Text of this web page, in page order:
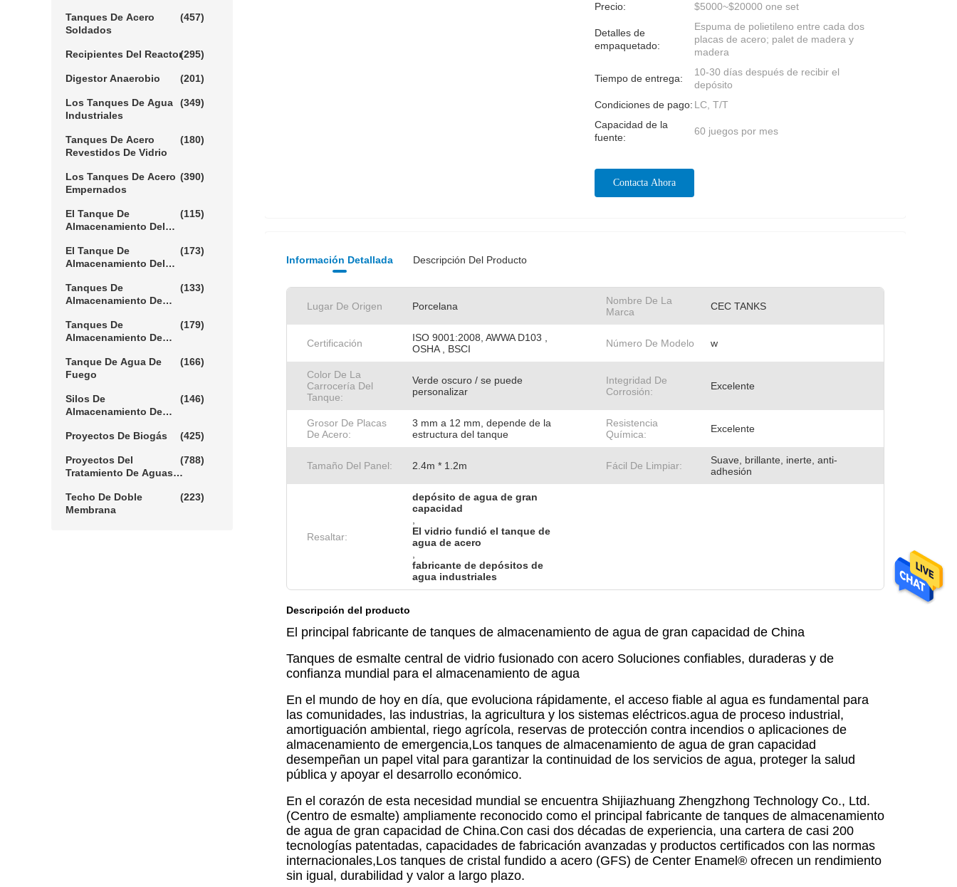
Tanques De Acero
Soldados
(457)
Recipientes Del Reactor(295)
Digestor Anaerobio (201)
Los Tanques De Agua
Industriales
(349)
Tanques De Acero
Revestidos De Vidrio
(180)
Los Tanques De Acero
Empernados
(390)
El Tanque De
Almacenamiento Del
(115)
El Tanque De
Almacenamiento Del
(173)
Tanques De
Almacenamiento De
(133)
Tanques De
Almacenamiento De
(179)
Tanque De Agua De
Fuego
(166)
Silos De
Almacenamiento De
(146)
Proyectos De Biogás (425)
Proyectos Del
Tratamiento De Aguas
(788)
Techo De Doble
Membrana
(223)
Precio: $5000~$20000 one set
Detalles de
empaquetado:
Espuma de polietileno entre cada dos
placas de acero; palet de madera y
madera
Tiempo de entrega:
10-30 días después de recibir el
depósito
Condiciones de pago: LC, T/T
Capacidad de la
fuente:
60 juegos por mes
Contacta Ahora
Información Detallada Descripción Del Producto
Lugar De Origen Porcelana
Nombre De La
Marca
CEC TANKS
Certificación
ISO 9001:2008, AWWA D103 ,
OSHA , BSCI
Número De Modelo w
Color De La
Carrocería Del
Tanque:
Verde oscuro / se puede
personalizar
Integridad De
Corrosión:
Excelente
Grosor De Placas
De Acero:
3 mm a 12 mm, depende de la
estructura del tanque
Resistencia
Química:
Excelente
Tamaño Del Panel: 2.4m * 1.2m Fácil De Limpiar:
Suave, brillante, inerte, anti-
adhesión
Resaltar:
depósito de agua de gran
capacidad
El vidrio fundió el tanque de
agua de acero
fabricante de depósitos de
agua industriales
Descripción del producto
El principal fabricante de tanques de almacenamiento de agua de gran capacidad de China
Tanques de esmalte central de vidrio fusionado con acero Soluciones confiables, duraderas y de
confianza mundial para el almacenamiento de agua
En el mundo de hoy en día, que evoluciona rápidamente, el acceso fiable al agua es fundamental para
las comunidades, las industrias, la agricultura y los sistemas eléctricos.agua de proceso industrial,
amortiguación ambiental, riego agrícola, reservas de protección contra incendios o aplicaciones de
almacenamiento de emergencia,Los tanques de almacenamiento de agua de gran capacidad
desempeñan un papel vital para garantizar la continuidad de los servicios de agua, proteger la salud
pública y apoyar el desarrollo económico.
En el corazón de esta necesidad mundial se encuentra Shijiazhuang Zhengzhong Technology Co., Ltd.
(Centro de esmalte) ampliamente reconocido como el principal fabricante de tanques de almacenamiento
de agua de gran capacidad de China.Con casi dos décadas de experiencia, una cartera de casi 200
tecnologías patentadas, capacidades de fabricación avanzadas y productos certificados con las normas
internacionales,Los tanques de cristal fundido a acero (GFS) de Center Enamel® ofrecen un rendimiento
sin igual, durabilidad y valor a largo plazo.